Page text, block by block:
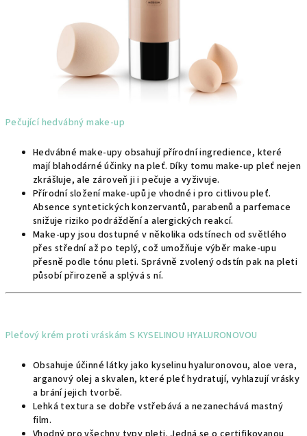
Pečující hedvábný make-up
Hedvábné make-upy obsahují přírodní ingredience, které
mají blahodárné účinky na pleť. Díky tomu make-up pleť nejen
zkrášluje, ale zároveň ji i pečuje a vyživuje.
Přírodní složení make-upů je vhodné i pro citlivou pleť.
Absence syntetických konzervantů, parabenů a parfemace
snižuje riziko podráždění a alergických reakcí.
Make-upy jsou dostupné v několika odstínech od světlého
přes střední až po teplý, což umožňuje výběr make-upu
přesně podle tónu pleti. Správně zvolený odstín pak na pleti
působí přirozeně a splývá s ní.
Pleťový krém proti vráskám S KYSELINOU HYALURONOVOU
Obsahuje účinné látky jako kyselinu hyaluronovou, aloe vera,
arganový olej a skvalen, které pleť hydratují, vyhlazují vrásky
a brání jejich tvorbě.
Lehká textura se dobře vstřebává a nezanechává mastný
film.